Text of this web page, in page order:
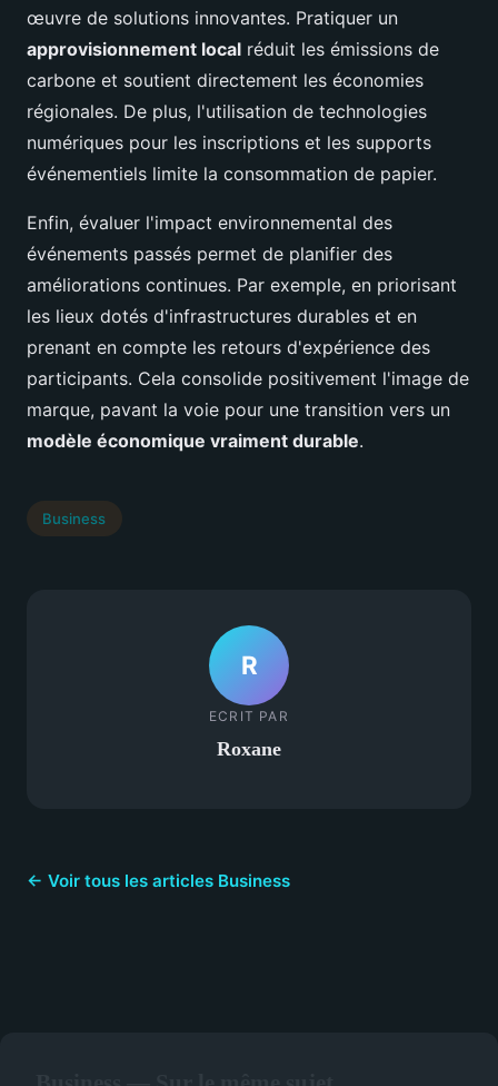
œuvre de solutions innovantes. Pratiquer un
approvisionnement local réduit les émissions de
carbone et soutient directement les économies
régionales. De plus, l'utilisation de technologies
numériques pour les inscriptions et les supports
événementiels limite la consommation de papier.
Enfin, évaluer l'impact environnemental des
événements passés permet de planifier des
améliorations continues. Par exemple, en priorisant
les lieux dotés d'infrastructures durables et en
prenant en compte les retours d'expérience des
participants. Cela consolide positivement l'image de
marque, pavant la voie pour une transition vers un
modèle économique vraiment durable.
Business
R
ECRIT PAR
Roxane
← Voir tous les articles Business